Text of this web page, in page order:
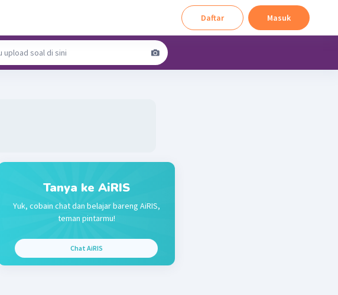
Daftar Masuk
Tanya ke AiRIS
Yuk, cobain chat dan belajar bareng AiRIS,
teman pintarmu!
Chat AiRIS